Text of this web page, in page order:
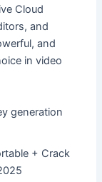
Cloud
and
and
in video
generation
+ Crack